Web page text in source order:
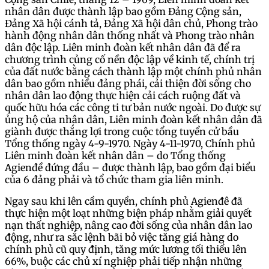
nhân dân được thành lập bao gồm Đảng Cộng sản,
Đảng Xã hội cánh tả, Đảng Xã hội dân chủ, Phong trào
hành động nhân dân thống nhất và Phong trào nhân
dân độc lập. Liên minh đoàn kết nhân dân đã để ra
chương trình củng cố nền độc lập về kinh tế, chính trị
của đất nước bằng cách thành lập một chính phủ nhân
dân bao gồm nhiều đảng phái, cải thiện đời sống cho
nhân dân lao động thực hiện cải cách ruộng đất và
quốc hữu hóa các công ti tư bản nước ngoài. Do được sự
ủng hộ của nhân dân, Liên minh đoàn kết nhân dân đã
giành được thắng lợi trong cuộc tổng tuyển cử bầu
Tổng thống ngày 4-9-1970. Ngày 4-11-1970, Chính phủ
Liên minh đoàn kết nhân dân – do Tổng thống
Agienđề đứng đầu – được thành lập, bao gồm đại biểu
của 6 đảng phải và tổ chức tham gia liên minh.
Ngay sau khi lên cầm quyền, chính phủ Agienđê đã
thực hiện một loạt những biện pháp nhằm giải quyết
nạn thất nghiệp, nâng cao đời sống của nhân dân lao
động, như ra sắc lệnh bãi bỏ việc tăng giá hàng do
chính phủ cũ quy định, tăng mức lương tối thiểu lên
66%, buộc các chủ xí nghiệp phải tiếp nhận những